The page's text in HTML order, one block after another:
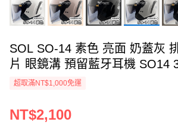
SOL SO-14 素色 亮面 奶蓋灰
片 眼鏡溝 預留藍牙耳機 SO14
超取滿NT$1,000免運
NT$2,100